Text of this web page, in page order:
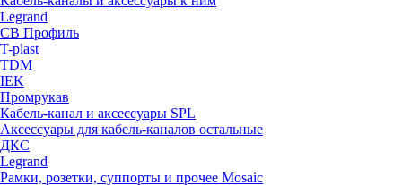
Legrand
СВ Профиль
T-plast
TDM
IEK
Промрукав
Кабель-канал и аксессуары SPL
Аксессуары для кабель-каналов остальные
ДКС
Legrand
Рамки, розетки, суппорты и прочее Mosaic